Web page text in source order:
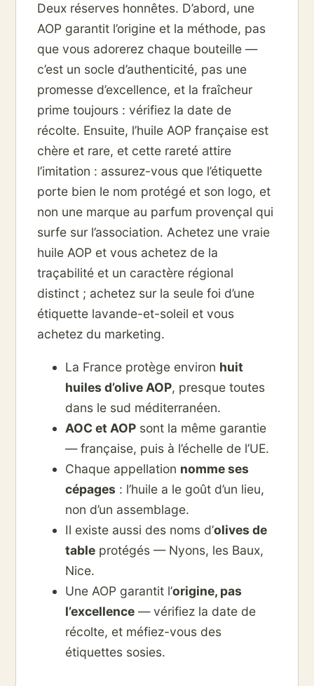
Deux réserves honnêtes. D’abord, une
AOP garantit l’origine et la méthode, pas
que vous adorerez chaque bouteille —
c’est un socle d’authenticité, pas une
promesse d’excellence, et la fraîcheur
prime toujours : vérifiez la date de
récolte. Ensuite, l’huile AOP française est
chère et rare, et cette rareté attire
l’imitation : assurez-vous que l’étiquette
porte bien le nom protégé et son logo, et
non une marque au parfum provençal qui
surfe sur l’association. Achetez une vraie
huile AOP et vous achetez de la
traçabilité et un caractère régional
distinct ; achetez sur la seule foi d’une
étiquette lavande-et-soleil et vous
achetez du marketing.
La France protège environ huit
huiles d’olive AOP, presque toutes
dans le sud méditerranéen.
AOC et AOP sont la même garantie
— française, puis à l’échelle de l’UE.
Chaque appellation nomme ses
cépages : l’huile a le goût d’un lieu,
non d’un assemblage.
Il existe aussi des noms d’olives de
table protégés — Nyons, les Baux,
Nice.
Une AOP garantit l’origine, pas
l’excellence — vérifiez la date de
récolte, et méfiez-vous des
étiquettes sosies.